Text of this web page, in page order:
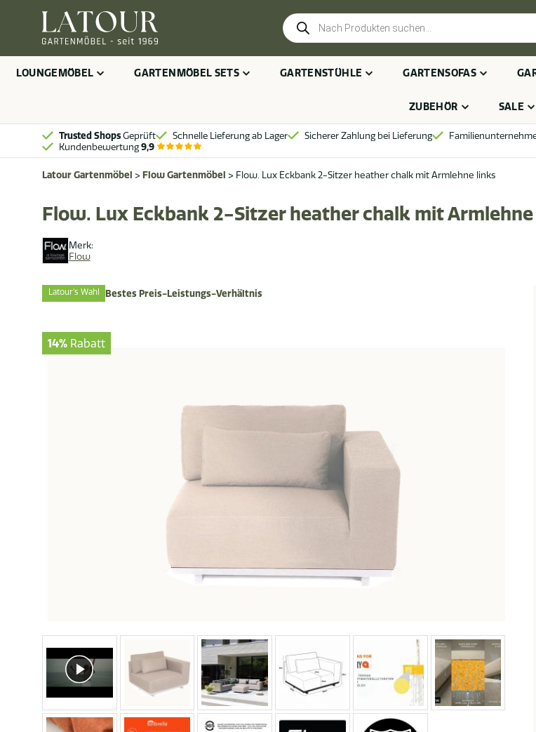
Products
search
LOUNGEMÖBEL GARTENMÖBEL SETS GARTENSTÜHLE GARTENSOFAS
ZUBEHÖR SALE
Trusted ShopsGeprüft Schnelle Lieferung ab Lager Sicherer Zahlung bei Lieferung
Kundenbewertung9,9
Latour Gartenmöbel > Flow Gartenmöbel > Flow. Lux Eckbank 2-Sitzer heather chalk mit Armlehne links
Merk:
Flow
Flow. Lux Eckbank 2-Sitzer heather chalk mit
Latour's Wahl Bestes Preis-Leistungs-Verhältnis
14% Rabatt